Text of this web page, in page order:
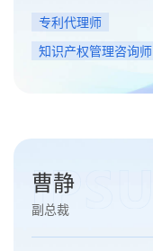
专利代理师
知识产权管理咨询师
曹静
副总裁